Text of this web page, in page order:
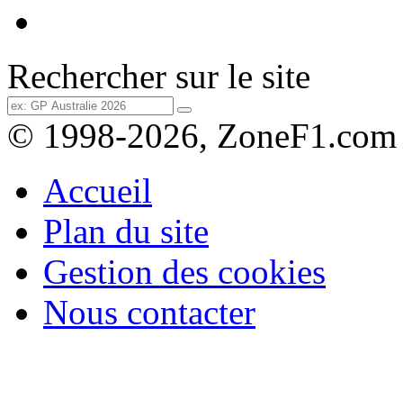
Rechercher sur le site
© 1998-2026, ZoneF1.com
Accueil
Plan du site
Gestion des cookies
Nous contacter